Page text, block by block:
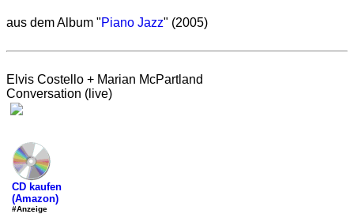
aus dem Album "Piano Jazz" (2005)
Elvis Costello + Marian McPartland
Conversation (live)
CD kaufen
(Amazon)
#Anzeige